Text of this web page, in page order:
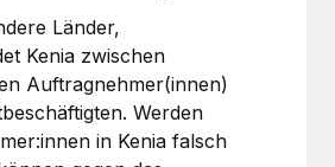
Länder,
Kenia zwischen
Auftragnehmer(innen)
Werden
in Kenia falsch